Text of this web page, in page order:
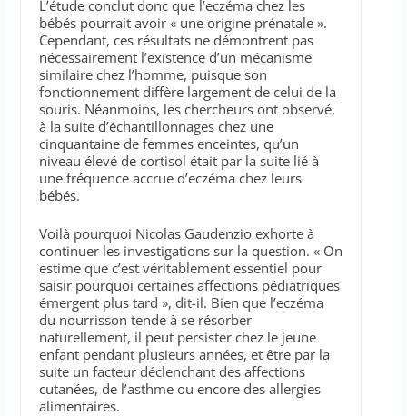
L’étude conclut donc que l’eczéma chez les
bébés pourrait avoir « une origine prénatale ».
Cependant, ces résultats ne démontrent pas
nécessairement l’existence d’un mécanisme
similaire chez l’homme, puisque son
fonctionnement diffère largement de celui de la
souris. Néanmoins, les chercheurs ont observé,
à la suite d’échantillonnages chez une
cinquantaine de femmes enceintes, qu’un
niveau élevé de cortisol était par la suite lié à
une fréquence accrue d’eczéma chez leurs
bébés.
Voilà pourquoi Nicolas Gaudenzio exhorte à
continuer les investigations sur la question. « On
estime que c’est véritablement essentiel pour
saisir pourquoi certaines affections pédiatriques
émergent plus tard », dit-il. Bien que l’eczéma
du nourrisson tende à se résorber
naturellement, il peut persister chez le jeune
enfant pendant plusieurs années, et être par la
suite un facteur déclenchant des affections
cutanées, de l’asthme ou encore des allergies
alimentaires.